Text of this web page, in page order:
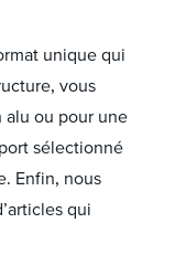
unique qui
vous
alu ou pour une
sélectionné
Enfin, nous
qui